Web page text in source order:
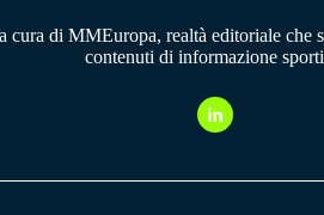
cura di MMEuropa, realtà editoriale che
contenuti di informazione